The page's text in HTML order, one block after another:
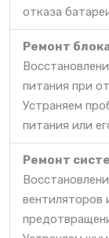
отказа
Ремонт
питания при
Устраняем
питания или
Ремонт
вентиляторов